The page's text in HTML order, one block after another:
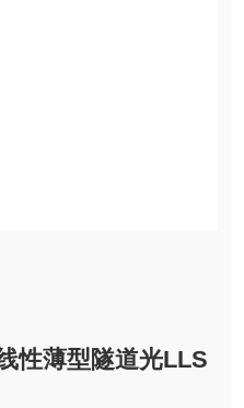
性薄型隧道光LLS